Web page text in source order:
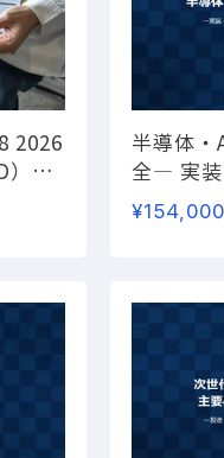
2026
）の
半導体・
全― 実装
障から読
¥154,000